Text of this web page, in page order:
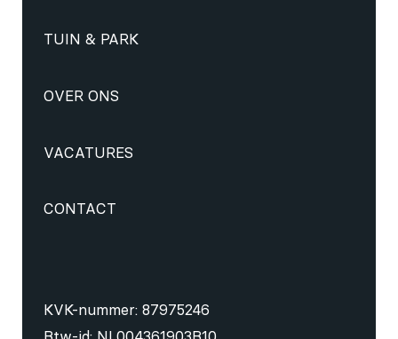
TUIN & PARK
OVER ONS
VACATURES
CONTACT
KVK-nummer: 87975246